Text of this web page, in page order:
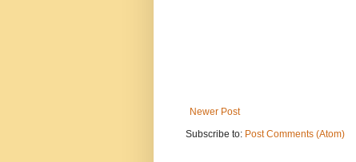
Newer Post
Subscribe to: Post Comments (Atom)